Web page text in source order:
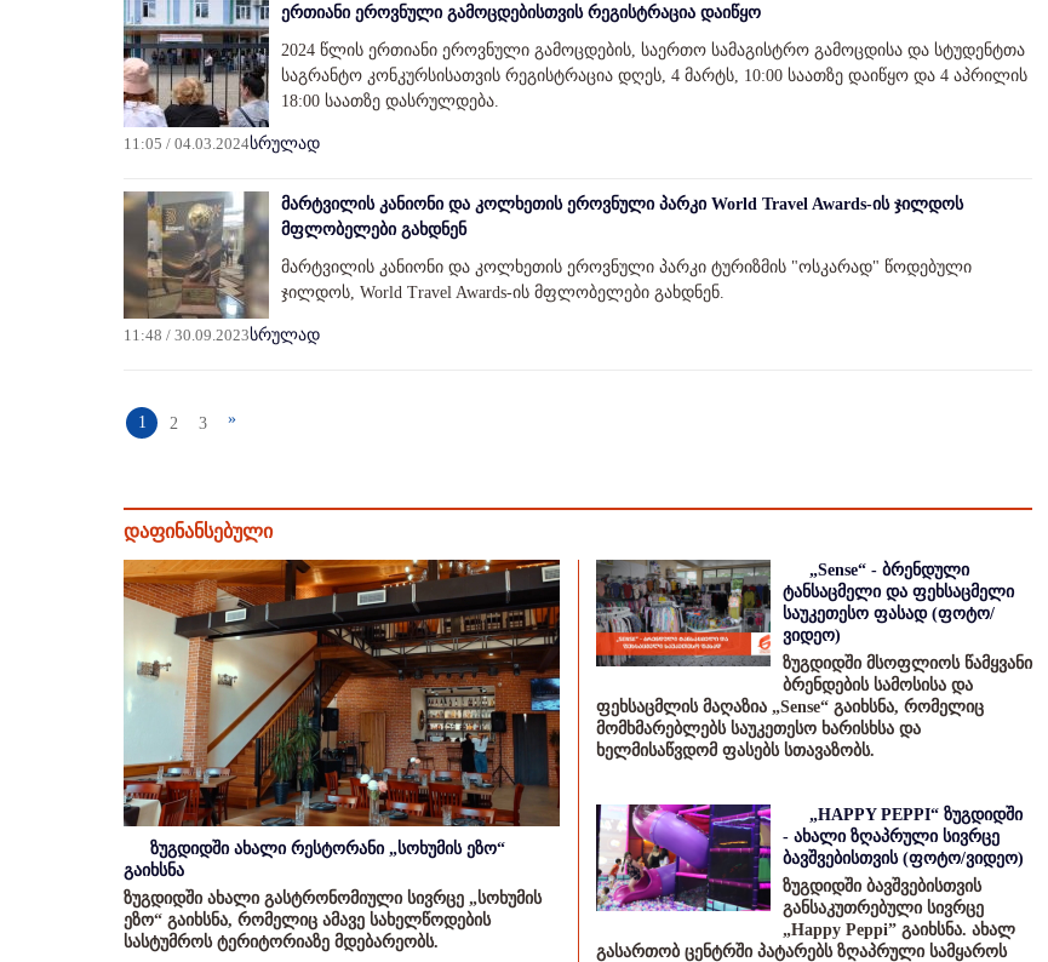
ერთიანი ეროვნული გამოცდებისთვის რეგისტრაცია დაიწყო
2024 წლის ერთიანი ეროვნული გამოცდების, საერთო სამაგისტრო გამოცდისა და სტუდენტთა
საგრანტო კონკურსისათვის რეგისტრაცია დღეს, 4 მარტს, 10:00 საათზე დაიწყო და 4 აპრილის
18:00 საათზე დასრულდება.
11:05 / 04.03.2024სრულად
მარტვილის კანიონი და კოლხეთის ეროვნული პარკი World Travel Awards-ის ჯილდოს
მფლობელები გახდნენ
მარტვილის კანიონი და კოლხეთის ეროვნული პარკი ტურიზმის "ოსკარად" წოდებული
ჯილდოს, World Travel Awards-ის მფლობელები გახდნენ.
11:48 / 30.09.2023სრულად
1 2 3 »
დაფინანსებული
ზუგდიდში ახალი რესტორანი „სოხუმის ეზო“
გაიხსნა
ზუგდიდში ახალი გასტრონომიული სივრცე „სოხუმის
ეზო“ გაიხსნა, რომელიც ამავე სახელწოდების
სასტუმროს ტერიტორიაზე მდებარეობს.
„Sense“ - ბრენდული
ტანსაცმელი და ფეხსაცმელი
საუკეთესო ფასად (ფოტო/
ვიდეო)
ზუგდიდში მსოფლიოს წამყვანი
ბრენდების სამოსისა და
ფეხსაცმლის მაღაზია „Sense“ გაიხსნა, რომელიც
მომხმარებლებს საუკეთესო ხარისხსა და
ხელმისაწვდომ ფასებს სთავაზობს.
„HAPPY PEPPI“ ზუგდიდში
- ახალი ზღაპრული სივრცე
ბავშვებისთვის (ფოტო/ვიდეო)
ზუგდიდში ბავშვებისთვის
განსაკუთრებული სივრცე
„Happy Peppi” გაიხსნა. ახალ
გასართობ ცენტრში პატარებს ზღაპრული სამყაროს